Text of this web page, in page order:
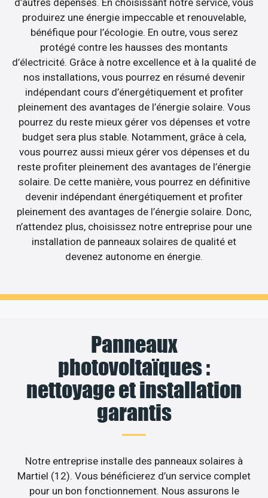
produirez une énergie impeccable et renouvelable,
bénéfique pour l’écologie. En outre, vous serez
protégé contre les hausses des montants
d’électricité. Grâce à notre excellence et à la qualité de
nos installations, vous pourrez en résumé devenir
indépendant cours d’énergétiquement et profiter
pleinement des avantages de l’énergie solaire. Vous
pourrez du reste mieux gérer vos dépenses et votre
budget sera plus stable. Notamment, grâce à cela,
vous pourrez aussi mieux gérer vos dépenses et du
reste profiter pleinement des avantages de l’énergie
solaire. De cette manière, vous pourrez en définitive
devenir indépendant énergétiquement et profiter
pleinement des avantages de l’énergie solaire. Donc,
n’attendez plus, choisissez notre entreprise pour une
installation de panneaux solaires de qualité et
devenez autonome en énergie.
Panneaux
photovoltaïques :
nettoyage et installation
garantis
Notre entreprise installe des panneaux solaires à
Martiel (12). Vous bénéficierez d’un service complet
pour un bon fonctionnement. Nous assurons le